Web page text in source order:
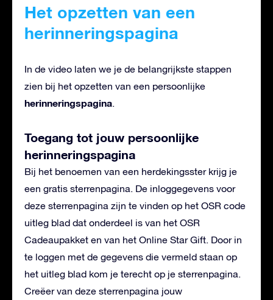
Het opzetten van een
herinneringspagina
In de video laten we je de belangrijkste stappen
zien bij het opzetten van een persoonlijke
herinneringspagina.
Toegang tot jouw persoonlijke
herinneringspagina
Bij het benoemen van een herdekingsster krijg je
een gratis sterrenpagina. De inloggegevens voor
deze sterrenpagina zijn te vinden op het OSR code
uitleg blad dat onderdeel is van het OSR
Cadeaupakket en van het Online Star Gift. Door in
te loggen met de gegevens die vermeld staan op
het uitleg blad kom je terecht op je sterrenpagina.
Creëer van deze sterrenpagina jouw